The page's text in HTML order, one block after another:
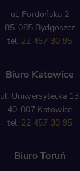
ul. Fordońska 2
85-085 Bydgoszcz
tel: 22 457 30 95
Biuro Katowice
ul. Uniwersytecka 13
40-007 Katowice
tel: 22 457 30 95
Biuro Toruń